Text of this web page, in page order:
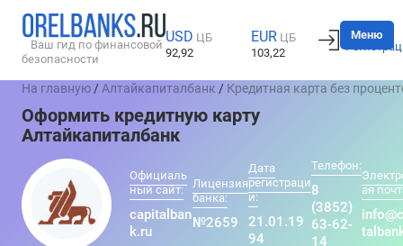
Ваш гид по финансовой
безопасности
USD ЦБ
92,92
EUR ЦБ
103,22
Вход
Меню
На главную /Алтайкапиталбанк / Кредитная карта без
Оформить кредитную карту
Алтайкапиталбанк
Официаль
ный сайт:
capitalban
k.ru
Лицензия
банка:
№2659
Дата
регистраци
и:
21.01.19
94
Телефон:
8
(3852)
63-62-
14
ая